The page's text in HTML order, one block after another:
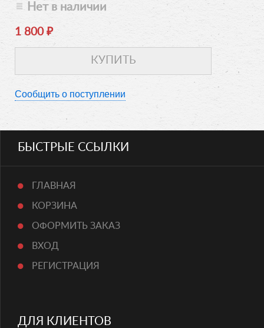
Нет в наличии
1 800 ₽
Сообщить о поступлении
БЫСТРЫЕ ССЫЛКИ
ГЛАВНАЯ
КОРЗИНА
ОФОРМИТЬ ЗАКАЗ
ВХОД
РЕГИСТРАЦИЯ
ДЛЯ КЛИЕНТОВ